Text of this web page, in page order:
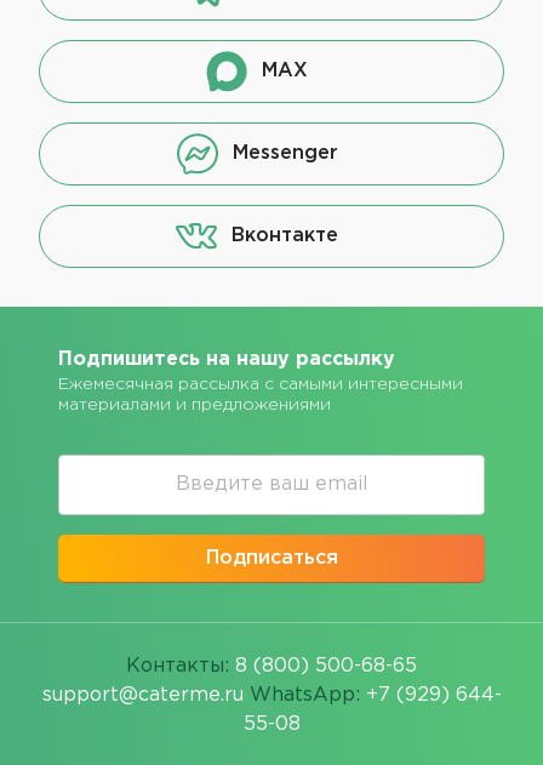
MAX
Messenger
Вконтакте
Подпишитесь на нашу рассылку
Ежемесячная рассылка с самыми интересными
материалами и предложениями
Подписаться
Контакты: 8 (800) 500-68-65
support@caterme.ru WhatsApp: +7 (929) 644-
55-08